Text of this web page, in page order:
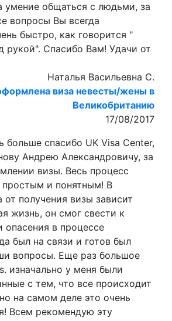
умение общаться с людьми, за
вопросы Вы всегда
быстро, как говорится "
рукой". Спасибо Вам! Удачи от
Наталья Васильевна C.
виза невесты/жены в
Великобританию
17/08/2017
больше спасибо UK Visa Center,
Андрею Александровичу, за
визы. Весь процесс
простым и понятным! В
от получения визы зависит
жизнь, он смог свести к
в процессе
был на связи и готов был
вопросы. Еще раз большое
изначально у меня были
с тем, что все происходит
на самом деле это очень
Всем рекомендую эту